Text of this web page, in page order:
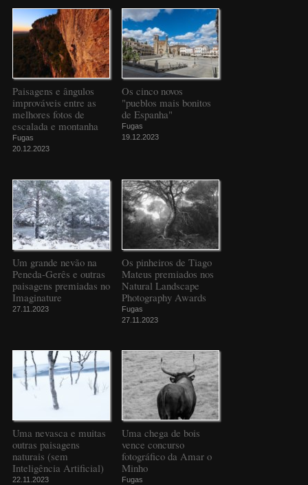
Paisagens e ângulos
improváveis entre as
melhores fotos de
escalada e montanha
Fugas
20.12.2023
Os cinco novos
"pueblos mais bonitos
de Espanha"
Fugas
19.12.2023
Um grande nevão na
Peneda-Gerês e outras
paisagens premiadas no
Imaginature
27.11.2023
Os pinheiros de Tiago
Mateus premiados nos
Natural Landscape
Photography Awards
Fugas
27.11.2023
Uma nevasca e muitas
outras paisagens
naturais (sem
Inteligência Artificial)
22.11.2023
Uma chega de bois
vence concurso
fotográfico da Amar o
Minho
Fugas